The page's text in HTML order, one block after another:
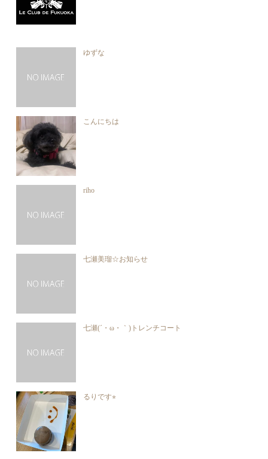
ゆずな
こんにちは
riho
七瀬美瑠☆お知らせ
七瀬(´・ω・｀)トレンチコート
るりです⭐︎